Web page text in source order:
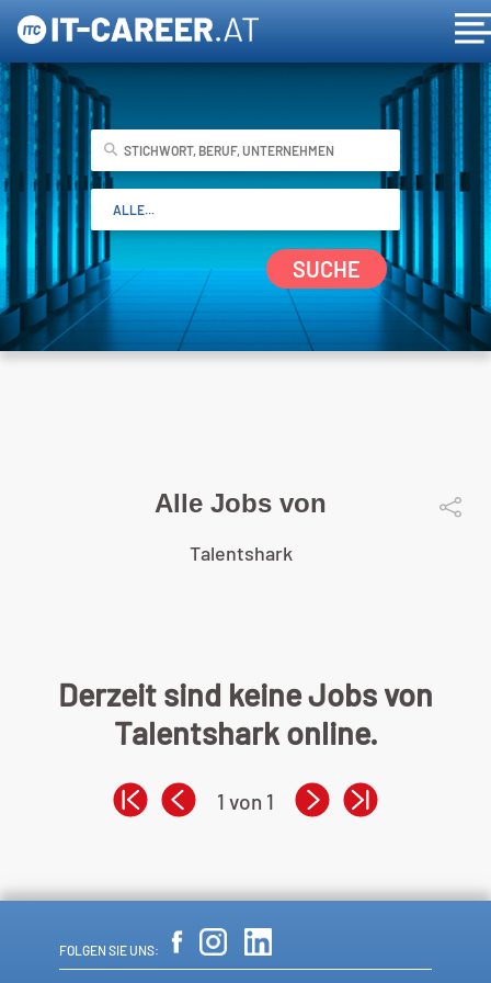
SUCHE
Alle Jobs von
Talentshark
Derzeit sind keine Jobs von
Talentshark online.
1 von 1
FOLGEN SIE UNS: